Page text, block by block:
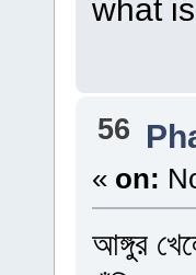
what
56
« on:
আঙ্গুর